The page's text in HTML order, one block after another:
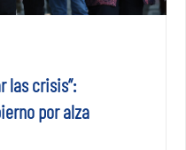
las crisis”:
por alza